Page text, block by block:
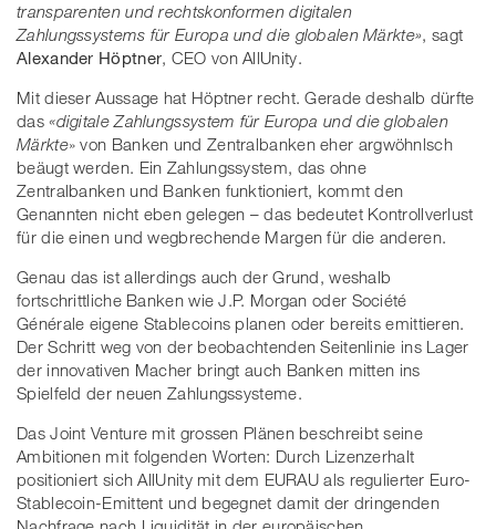
transparenten und rechtskonformen digitalen
Zahlungssystems für Europa und die globalen Märkte», sagt
Alexander Höptner, CEO von AllUnity.
Mit dieser Aussage hat Höptner recht. Gerade deshalb dürfte
das«digitale Zahlungssystem für Europa und die globalen
Märkte» von Banken und Zentralbanken eher argwöhnlsch
beäugt werden. Ein Zahlungssystem, das ohne
Zentralbanken und Banken funktioniert, kommt den
Genannten nicht eben gelegen – das bedeutet Kontrollverlust
für die einen und wegbrechende Margen für die anderen.
Genau das ist allerdings auch der Grund, weshalb
fortschrittliche Banken wie J.P. Morgan oder Société
Générale eigene Stablecoins planen oder bereits emittieren.
Der Schritt weg von der beobachtenden Seitenlinie ins Lager
der innovativen Macher bringt auch Banken mitten ins
Spielfeld der neuen Zahlungssysteme.
Das Joint Venture mit grossen Plänen beschreibt seine
Ambitionen mit folgenden Worten: Durch Lizenzerhalt
positioniert sich AllUnity mit dem EURAU als regulierter Euro-
Stablecoin-Emittent und begegnet damit der dringenden